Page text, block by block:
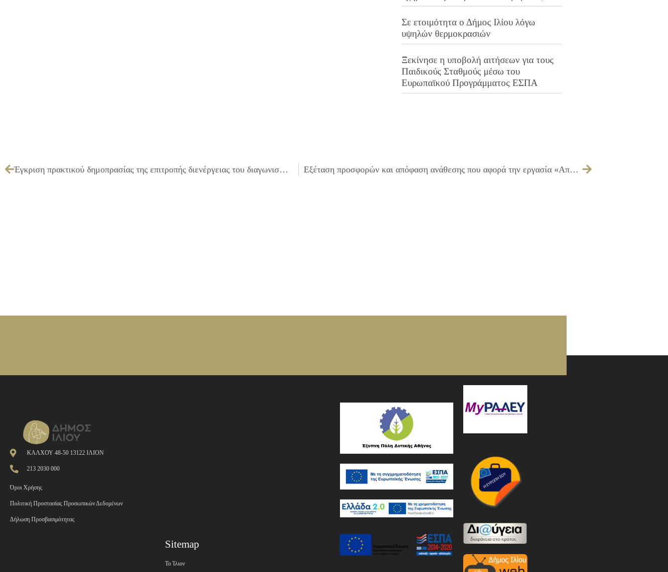
Σε ετοιμότητα ο Δήμος Ιλίου λόγω
υψηλών θερμοκρασιών
Ξεκίνησε η υποβολή αιτήσεων για τους
Παιδικούς Σταθμούς μέσω του
Ευρωπαϊκού Προγράμματος ΕΣΠΑ
Έγκριση πρακτικού δημοπρασίας της επιτροπής διενέργειας του διαγωνισμού για την «Προμήθεια ηλεκτρολογικού υλικού για τη συντήρηση του Δημοτικού Φωτισμού» Εξέταση προσφορών και απόφαση ανάθεσης που αφορά την εργασία «Απόφραξη αποχετευτικού δικτύου του Δημοτικού Κοιμητηρίου»Εξέταση προσφορών και απόφαση ανάθεσης που αφορά την εργασία «Απόφραξη αποχετευτικού δικτύου του Δημοτικού Κοιμητηρίου»
ΚΑΛΧΟΥ 48-50 13122 ΙΛΙΟΝ
213 2030 000
Όροι Χρήσης
Πολιτική Προστασίας Προσωπικών Δεδομένων
Δήλωση Προσβασιμότητας
Sitemap
Το Ίλιον